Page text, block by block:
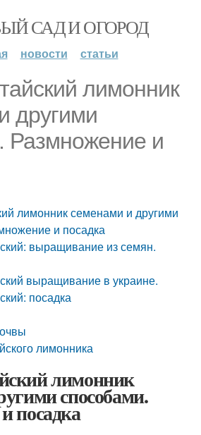
САД И ОГОРОД
новости статьи
лимонник
другими
Размножение и
лимонник семенами и другими
и посадка
выращивание из семян.
выращивание в украине.
посадка
лимонника
лимонник
способами.
посадка